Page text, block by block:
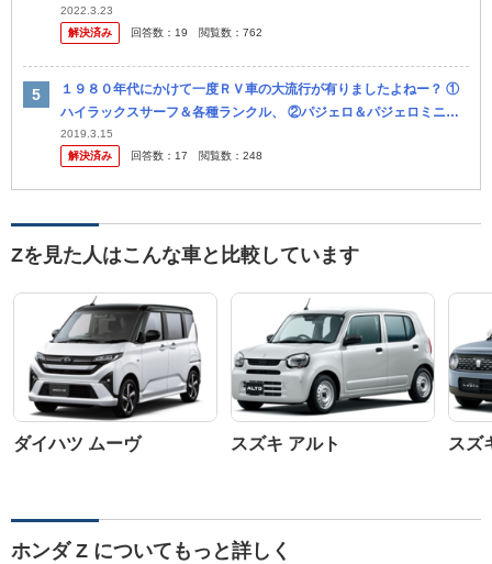
ラティボーラ、 BMWZ3、 ２４０Z、 S600、フィガロ、 ５...
2022.3.23
解決済み
回答数： 19 閲覧数： 762
１９８０年代にかけて一度ＲＶ車の大流行が有りましたよねー？ ①
ハイラックスサーフ＆各種ランクル、 ②パジェロ＆パジェロミニ＆
ミディー、ジムニー、ｋｅｉ（ハスラーの旧） ③スズキエスクード
＆テリオ...
2019.3.15
解決済み
回答数： 17 閲覧数： 248
Zを見た人はこんな車と比較しています
ダイハツ ムーヴ スズキ アルト スズ
ホンダ Z についてもっと詳しく